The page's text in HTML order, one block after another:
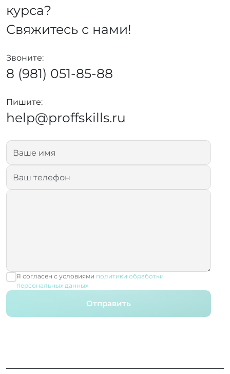
курса?
Свяжитесь с нами!
Звоните:
8 (981) 051-85-88
Пишите:
help@proffskills.ru
Я согласен с условиями политики обработки
персональных данных
Отправить